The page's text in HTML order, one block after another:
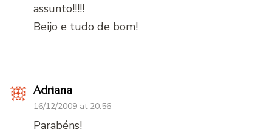
assunto!!!!!
Beijo e tudo de bom!
Adriana
16/12/2009 at 20:56
Parabéns!